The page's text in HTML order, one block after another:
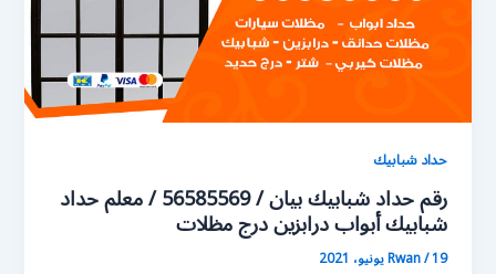
حداد شبابيك
رقم حداد شبابيك بيان / 56585569 / معلم حداد
شبابيك أبواب درابزين درج مظلات
Rwan/19 يونيو، 2021